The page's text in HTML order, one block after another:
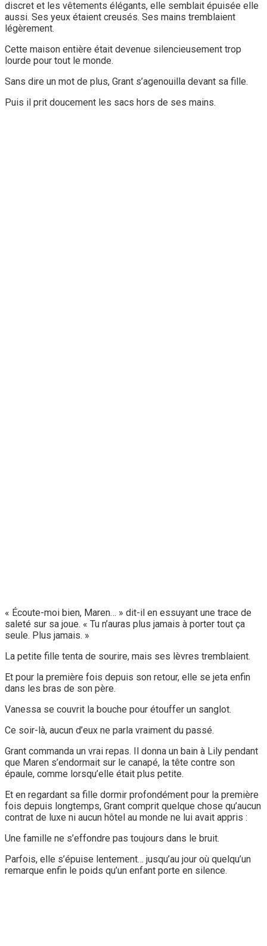
discret et les vêtements élégants, elle semblait épuisée elle
aussi. Ses yeux étaient creusés. Ses mains tremblaient
légèrement.
Cette maison entière était devenue silencieusement trop
lourde pour tout le monde.
Sans dire un mot de plus, Grant s’agenouilla devant sa fille.
Puis il prit doucement les sacs hors de ses mains.
« Écoute-moi bien, Maren… » dit-il en essuyant une trace de
saleté sur sa joue. « Tu n’auras plus jamais à porter tout ça
seule. Plus jamais. »
La petite fille tenta de sourire, mais ses lèvres tremblaient.
Et pour la première fois depuis son retour, elle se jeta enfin
dans les bras de son père.
Vanessa se couvrit la bouche pour étouffer un sanglot.
Ce soir-là, aucun d’eux ne parla vraiment du passé.
Grant commanda un vrai repas. Il donna un bain à Lily pendant
que Maren s’endormait sur le canapé, la tête contre son
épaule, comme lorsqu’elle était plus petite.
Et en regardant sa fille dormir profondément pour la première
fois depuis longtemps, Grant comprit quelque chose qu’aucun
contrat de luxe ni aucun hôtel au monde ne lui avait appris :
Une famille ne s’effondre pas toujours dans le bruit.
Parfois, elle s’épuise lentement… jusqu’au jour où quelqu’un
remarque enfin le poids qu’un enfant porte en silence.